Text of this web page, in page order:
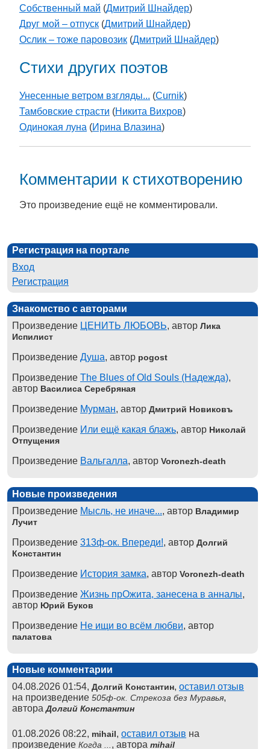
Собственный май (Дмитрий Шнайдер)
Друг мой – отпуск (Дмитрий Шнайдер)
Ослик – тоже паровозик (Дмитрий Шнайдер)
Стихи других поэтов
Унесенные ветром взгляды... (Curnik)
Тамбовские страсти (Никита Вихров)
Одинокая луна (Ирина Влазина)
Комментарии к стихотворению
Это произведение ещё не комментировали.
Регистрация на портале
Вход
Регистрация
Знакомство с авторами
Произведение ЦЕНИТЬ ЛЮБОВЬ, автор Лика
Испилист
Произведение Душа, автор pogost
Произведение The Blues of Old Souls (Надежда),
автор Василиса Серебряная
Произведение Мурман, автор Дмитрий Новиковъ
Произведение Или ещё какая блажь, автор Николай
Отпущения
Произведение Вальгалла, автор Voronezh-death
Новые произведения
Произведение Мысль, не иначе..., автор Владимир
Лучит
Произведение 313ф-ок. Впереди!, автор Долгий
Константин
Произведение История замка, автор Voronezh-death
Произведение Жизнь прОжита, занесена в анналы,
автор Юрий Буков
Произведение Не ищи во всём любви, автор
палатова
Новые комментарии
04.08.2026 01:54, Долгий Константин, оставил отзыв
на произведение 505ф-ок. Стрекоза без Муравья,
автораДолгий Константин
01.08.2026 08:22, mihail, оставил отзыв на
произведение Когда ... , автора mihail